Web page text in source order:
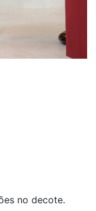
no decote.